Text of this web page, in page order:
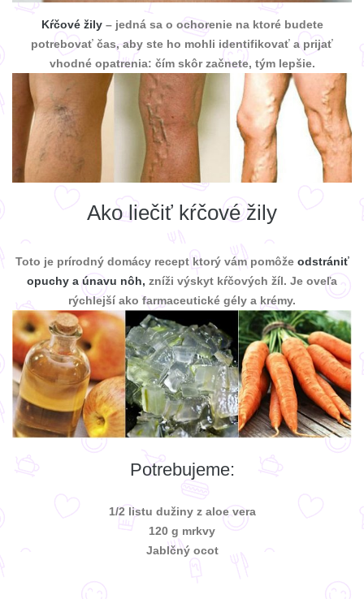
Kŕčové žily– jedná sa o ochorenie na ktoré budete
potrebovať čas, aby ste ho mohli identifikovať a prijať
vhodné opatrenia: čím skôr začnete, tým lepšie.
Ako liečiť kŕčové žily
Toto je prírodný domácy recept ktorý vám pomôže odstrániť
opuchy a únavu nôh, zníži výskyt kŕčových žíl. Je oveľa
rýchlejší ako farmaceutické gély a krémy.
Potrebujeme:
1/2 listu dužiny z aloe vera
120 g mrkvy
Jablčný ocot